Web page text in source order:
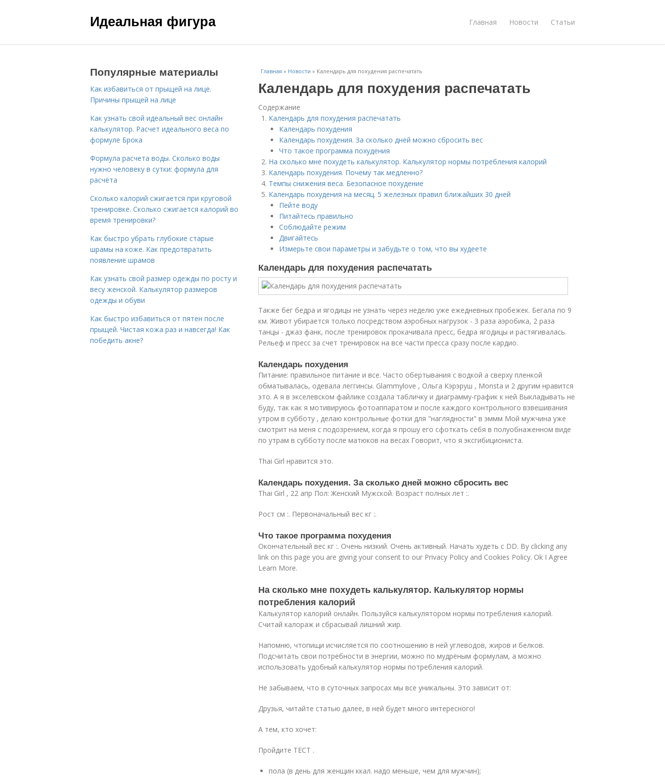
Идеальная фигура Главная Новости Статьи
Главная » Новости » Календарь для похудения распечатать
Календарь для похудения распечатать
Содержание
Календарь для похудения распечатать
Календарь похудения
Календарь похудения. За сколько дней можно сбросить вес
Что такое программа похудения
На сколько мне похудеть калькулятор. Калькулятор нормы потребления калорий
Календарь похудения. Почему так медленно?
Темпы снижения веса. Безопасное похудение
Календарь похудения на месяц. 5 железных правил ближайших 30 дней
Пейте воду
Питайтесь правильно
Соблюдайте режим
Двигайтесь
Измерьте свои параметры и забудьте о том, что вы худеете
Календарь для похудения распечатать
Также бег бедра и ягодицы не узнать через неделю уже ежедневных пробежек. Бегала по 9
км. Живот убирается только посредством аэробных нагрузок - 3 раза аэробика, 2 раза
танцы - джаз фанк, после тренировок прокачивала пресс, бедра ягодицы и растягивалась.
Рельеф и пресс за счет тренировок на все части пресса сразу после кардио.
Календарь похудения
Питание: правильное питание и все. Часто обертывания с водкой а сверху пленкой
обматывалась, одевала леггинсы. Glammylove , Ольга Кэрэруш , Monsta и 2 другим нравится
это. А я в экселевском файлике создала табличку и диаграмму-график к ней Выкладывать не
буду, так как я мотивируюсь фотоаппаратом и после каждого контрольного взвешивания
утром в субботу , делаю контрольные фотки для "наглядности" в эммм Мой мужчина уже
смотрит на меня с подозрением, когда я прошу его сфоткать себя в полуобнаженном виде
по утрам в субботу после матюков на весах Говорит, что я эксгибициониста.
Thai Girl нравится это.
Календарь похудения. За сколько дней можно сбросить вес
Thai Girl , 22 апр Пол: Женский Мужской. Возраст полных лет :.
Рост см :. Первоначальный вес кг :.
Что такое программа похудения
Окончательный вес кг :. Очень низкий. Очень активный. Начать худеть с DD. By clicking any
link on this page you are giving your consent to our Privacy Policy and Cookies Policy. Ok I Agree
Learn More.
На сколько мне похудеть калькулятор. Калькулятор нормы
потребления калорий
Калькулятор калорий онлайн. Пользуйся калькулятором нормы потребления калорий.
Считай калораж и сбрасывай лишний жир.
Напомню, чтопищи исчисляется по соотношению в ней углеводов, жиров и белков.
Подсчитать свои потребности в энергии, можно по мудрёным формулам, а можно
использовать удобный калькулятор нормы потребления калорий.
Не забываем, что в суточных запросах мы все уникальны. Это зависит от:
Друзья, читайте статью далее, в ней будет много интересного!
А тем, кто хочет:
Пройдите ТЕСТ .
пола (в день для женщин ккал. надо меньше, чем для мужчин);
Популярные материалы
Как избавиться от прыщей на лице.
Причины прыщей на лице
Как узнать свой идеальный вес онлайн
калькулятор. Расчет идеального веса по
формуле Брока
Формула расчета воды. Сколько воды
нужно человеку в сутки: формула для
расчёта
Сколько калорий сжигается при круговой
тренировке. Сколько сжигается калорий во
время тренировки?
Как быстро убрать глубокие старые
шрамы на коже. Как предотвратить
появление шрамов
Как узнать свой размер одежды по росту и
весу женской. Калькулятор размеров
одежды и обуви
Как быстро избавиться от пятен после
прыщей. Чистая кожа раз и навсегда! Как
победить акне?